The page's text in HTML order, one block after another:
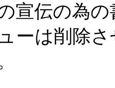
宣伝の為の
ーは削除さ